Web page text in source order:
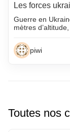
Les forces
Guerre en
mètres
piwi
Toutes nos